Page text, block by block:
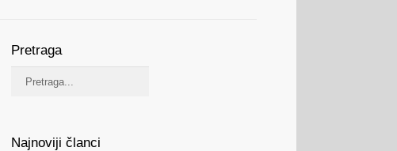
Pretraga
Najnoviji članci